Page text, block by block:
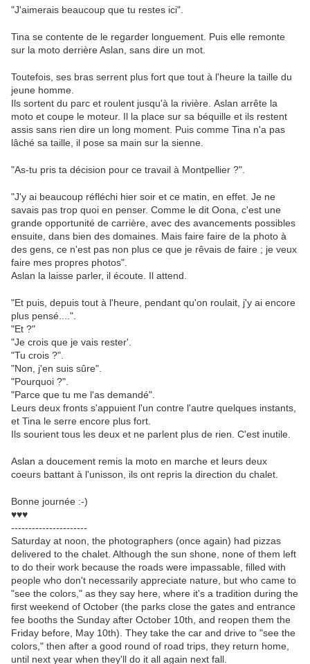
"J'aimerais beaucoup que tu restes ici".
Tina se contente de le regarder longuement. Puis elle remonte
sur la moto derrière Aslan, sans dire un mot.
Toutefois, ses bras serrent plus fort que tout à l'heure la taille du
jeune homme.
Ils sortent du parc et roulent jusqu'à la rivière. Aslan arrête la
moto et coupe le moteur. Il la place sur sa béquille et ils restent
assis sans rien dire un long moment. Puis comme Tina n'a pas
lâché sa taille, il pose sa main sur la sienne.
"As-tu pris ta décision pour ce travail à Montpellier ?".
"J'y ai beaucoup réfléchi hier soir et ce matin, en effet. Je ne
savais pas trop quoi en penser. Comme le dit Oona, c'est une
grande opportunité de carrière, avec des avancements possibles
ensuite, dans bien des domaines. Mais faire faire de la photo à
des gens, ce n'est pas non plus ce que je rêvais de faire ; je veux
faire mes propres photos".
Aslan la laisse parler, il écoute. Il attend.
"Et puis, depuis tout à l'heure, pendant qu'on roulait, j'y ai encore
plus pensé....".
"Et ?"
"Je crois que je vais rester'.
"Tu crois ?".
"Non, j'en suis sûre".
"Pourquoi ?".
"Parce que tu me l'as demandé".
Leurs deux fronts s'appuient l'un contre l'autre quelques instants,
et Tina le serre encore plus fort.
Ils sourient tous les deux et ne parlent plus de rien. C'est inutile.
Aslan a doucement remis la moto en marche et leurs deux
coeurs battant à l'unisson, ils ont repris la direction du chalet.
Bonne journée :-)
♥♥♥
----------------------
Saturday at noon, the photographers (once again) had pizzas
delivered to the chalet. Although the sun shone, none of them left
to do their work because the roads were impassable, filled with
people who don't necessarily appreciate nature, but who came to
"see the colors," as they say here, where it's a tradition during the
first weekend of October (the parks close the gates and entrance
fee booths the Sunday after October 10th, and reopen them the
Friday before, May 10th). They take the car and drive to "see the
colors," then after a good round of road trips, they return home,
until next year when they'll do it all again next fall.